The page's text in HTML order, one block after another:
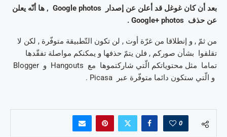
بعد أن كان غوغل قد أعلن عن إصدار Google photos , ها أنّه يعلن
عن حذف Google+ photos .
من ثمّ , و إنطلاقا من غرّة أوت , لن تكون التّطبيقة متوفّرة , لكن لا
تقلقوا بشأن صوركم , فلن يتمّ حذفها و يمكنكم مواصلة تفقّدها
تماما مثل محتوياتكم الّتي شاركتموها مع Hangouts و Blogger
و الّتي ستكون دائما متوفّرة عبر Picasa .
0